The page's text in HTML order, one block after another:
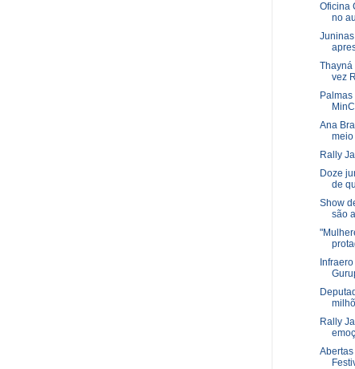
Oficina
no
vez
Ana
meio
Rally
Doze
de
Show
são
Rally